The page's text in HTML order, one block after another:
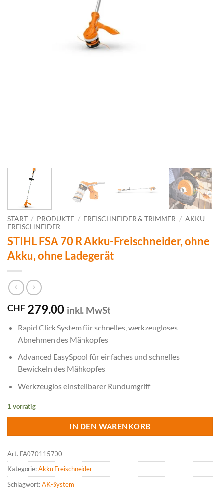
START / PRODUKTE / FREISCHNEIDER & TRIMMER / AKKU
FREISCHNEIDER
STIHL FSA 70 R Akku-Freischneider, ohne
Akku, ohne Ladegerät
CHF 279.00 inkl. MwSt
Rapid Click System für schnelles, werkzeugloses
Abnehmen des Mähkopfes
Advanced EasySpool für einfaches und schnelles
Bewickeln des Mähkopfes
Werkzeuglos einstellbarer Rundumgriff
1 vorrätig
IN DEN WARENKORB
Art. FA070115700
Kategorie:Akku Freischneider
Schlagwort:AK-System